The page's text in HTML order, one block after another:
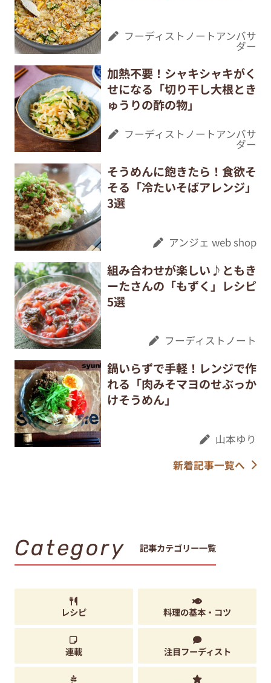
フーディストノートアンバサ
ダー
加熱不要！シャキシャキがく
せになる「切り干し大根とき
ゅうりの酢の物」
フーディストノートアンバサ
ダー
そうめんに飽きたら！食欲そ
そる「冷たいそばアレンジ」
3選
アンジェ web shop
組み合わせが楽しい♪ともき
ーたさんの「もずく」レシピ
5選
フーディストノート
鍋いらずで手軽！レンジで作
れる「肉みそマヨのせぶっか
けそうめん」
山本ゆり
新着記事一覧へ
Category 記事カテゴリー一覧
レシピ 料理の基本・コツ
連載 注目フーディスト